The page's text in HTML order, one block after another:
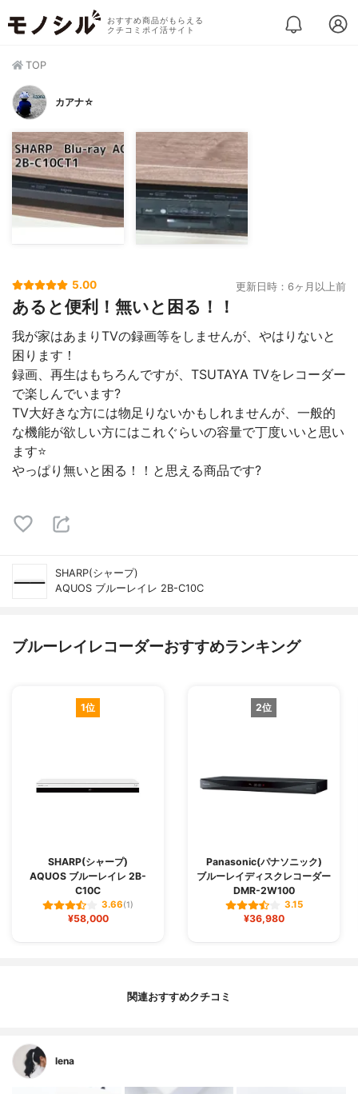
おすすめ商品がもらえる
クチコミポイ活サイト
TOP
カアナ☆
5.00 更新日時：6ヶ月以上前
あると便利！無いと困る！！
我が家はあまりTVの録画等をしませんが、やはりないと
困ります！
録画、再生はもちろんですが、TSUTAYA TVをレコーダー
で楽しんでいます?
TV大好きな方には物足りないかもしれませんが、一般的
な機能が欲しい方にはこれぐらいの容量で丁度いいと思い
ます⭐️
やっぱり無いと困る！！と思える商品です?
SHARP(シャープ)
AQUOS ブルーレイレ 2B-C10C
ブルーレイレコーダーおすすめランキング
1位
SHARP(シャープ)
AQUOS ブルーレイレ 2B-
C10C
3.66(1)
¥58,000
2位
Panasonic(パナソニック)
ブルーレイディスクレコーダー
DMR-2W100
3.15
¥36,980
関連おすすめクチコミ
lena